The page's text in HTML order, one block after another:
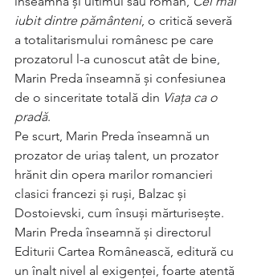
iubit dintre pământeni, o critică severă
a totalitarismului românesc pe care
prozatorul l-a cunoscut atât de bine,
Marin Preda înseamnă și confesiunea
de o sinceritate totală din Viața ca o
pradă.
Pe scurt, Marin Preda înseamnă un
prozator de uriaș talent, un prozator
hrănit din opera marilor romancieri
clasici francezi și ruși, Balzac și
Dostoievski, cum însuși mărturisește.
Marin Preda înseamnă și directorul
Editurii Cartea Românească, editură cu
un înalt nivel al exigenței, foarte atentă